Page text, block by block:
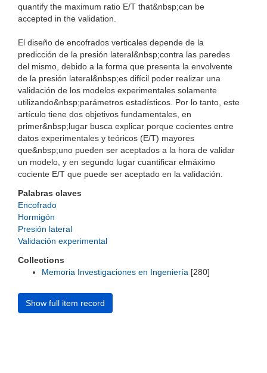
quantify the maximum ratio E/T that&nbsp;can be
accepted in the validation.
El diseño de encofrados verticales depende de la
predicción de la presión lateral&nbsp;contra las paredes
del mismo, debido a la forma que presenta la envolvente
de la presión lateral&nbsp;es difícil poder realizar una
validación de los modelos experimentales solamente
utilizando&nbsp;parámetros estadísticos. Por lo tanto, este
artículo tiene dos objetivos fundamentales, en
primer&nbsp;lugar busca explicar porque cocientes entre
datos experimentales y teóricos (E/T) mayores
que&nbsp;uno pueden ser aceptados a la hora de validar
un modelo, y en segundo lugar cuantificar elmáximo
cociente E/T que puede ser aceptado en la validación.
Palabras claves
Encofrado
Hormigón
Presión lateral
Validación experimental
Collections
Memoria Investigaciones en Ingeniería [280]
Show full item record